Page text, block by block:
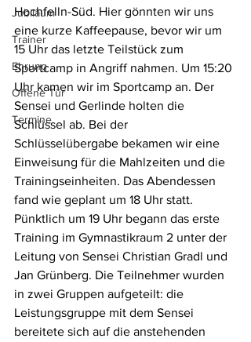
Jubiläum
Trainer
Ehrung
Offene Tür
Termine
Hochfelln-Süd. Hier gönnten wir uns
eine kurze Kaffeepause, bevor wir um
15 Uhr das letzte Teilstück zum
Sportcamp in Angriff nahmen. Um 15:20
Uhr kamen wir im Sportcamp an. Der
Sensei und Gerlinde holten die
Schlüssel ab. Bei der
Schlüsselübergabe bekamen wir eine
Einweisung für die Mahlzeiten und die
Trainingseinheiten. Das Abendessen
fand wie geplant um 18 Uhr statt.
Pünktlich um 19 Uhr begann das erste
Training im Gymnastikraum 2 unter der
Leitung von Sensei Christian Gradl und
Jan Grünberg. Die Teilnehmer wurden
in zwei Gruppen aufgeteilt: die
Leistungsgruppe mit dem Sensei
bereitete sich auf die anstehenden